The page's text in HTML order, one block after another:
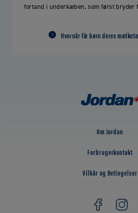
fortand i underkæben, som først bryder
Hvornår får børn deres
Om Jordan
Forbrugerkontakt
Vilkår og Betingelser